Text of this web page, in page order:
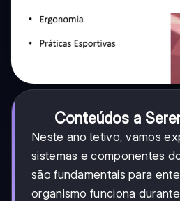
Conteúdos a
Neste ano letivo, vamos
sistemas e componentes
são fundamentais para
organismo funciona